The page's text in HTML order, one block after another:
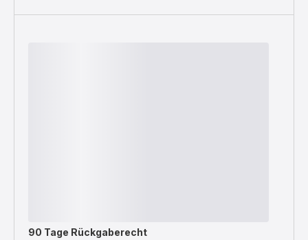
90 Tage Rückgaberecht